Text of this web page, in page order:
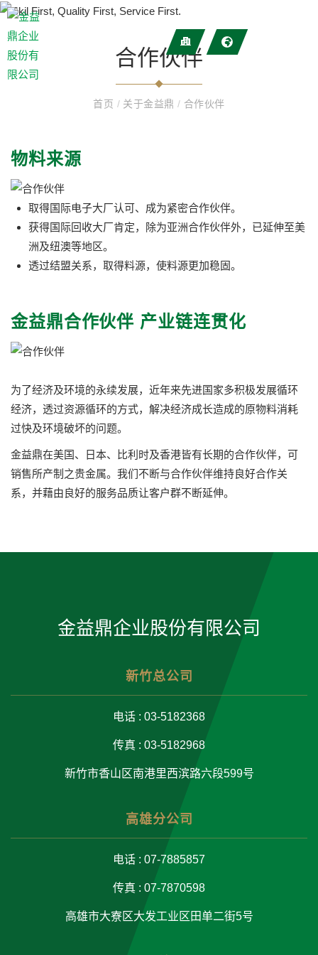
合作伙伴
首页 / 关于金益鼎/ 合作伙伴
物料来源
取得国际电子大厂认可、成为紧密合作伙伴。
获得国际回收大厂肯定，除为亚洲合作伙伴外，已延伸至美
洲及纽澳等地区。
透过结盟关系，取得料源，使料源更加稳固。
金益鼎合作伙伴 产业链连贯化
为了经济及环境的永续发展，近年来先进国家多积极发展循环
经济，透过资源循环的方式，解决经济成长造成的原物料消耗
过快及环境破坏的问题。
金益鼎在美国、日本、比利时及香港皆有长期的合作伙伴，可
销售所产制之贵金属。我们不断与合作伙伴维持良好合作关
系，并藉由良好的服务品质让客户群不断延伸。
金益鼎企业股份有限公司
新竹总公司
电话 : 03-5182368
传真 : 03-5182968
新竹市香山区南港里西滨路六段599号
高雄分公司
电话 : 07-7885857
传真 : 07-7870598
高雄市大寮区大发工业区田单二街5号